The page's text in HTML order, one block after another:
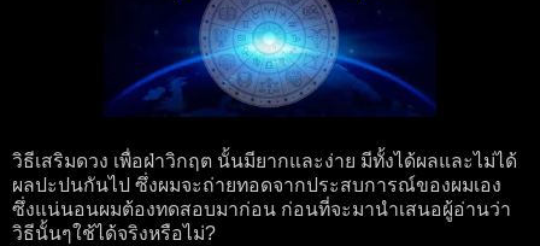
วิธีเสริมดวง เพื่อฝ่าวิกฤต นั้นมียากและง่าย มีทั้งได้ผลและไม่ได้
ผลปะปนกันไป ซึ่งผมจะถ่ายทอดจากประสบการณ์ของผมเอง
ซึ่งแน่นอนผมต้องทดสอบมาก่อน ก่อนที่จะมานำเสนอผู้อ่านว่า
วิธีนั้นๆใช้ได้จริงหรือไม่?